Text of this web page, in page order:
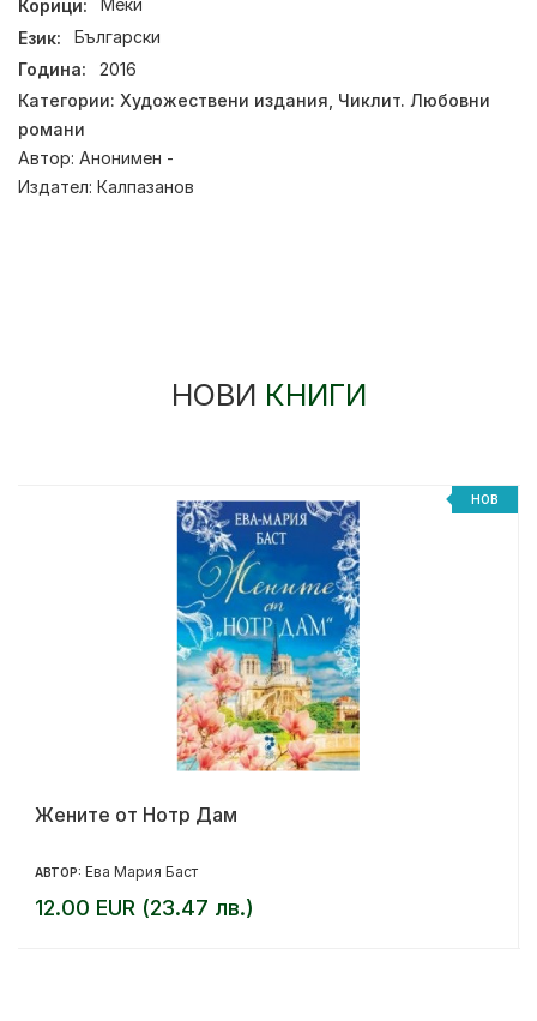
Корици:
Меки
Език:
Български
Година:
2016
Категории: Художествени издания Чиклит. Любовни
романи
Автор: Анонимен -
Издател: Калпазанов
НОВИ КНИГИ
НОВ
Жените от Нотр Дам
АВТОР: Ева Мария Баст
12.00 EUR (23.47 лв.)